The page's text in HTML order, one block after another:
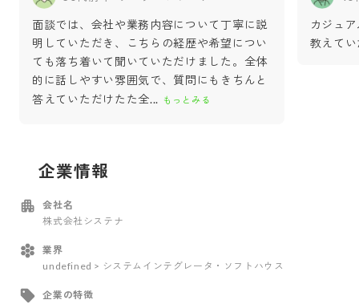
面談では、会社や業務内容について丁寧に説
明していただき、こちらの経歴や希望につい
ても落ち着いて聞いていただけました。全体
的に話しやすい雰囲気で、質問にもきちんと
答えていただけたた全... もっとみる
カジュ
教えて
企業情報
会社名
株式会社システナ
業界
undefined > システムインテグレータ・ソフトハウス
企業の特徴